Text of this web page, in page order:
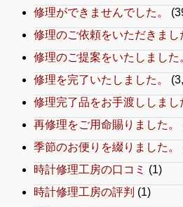
修理ができませんでした。
修理のご依頼をいただきまし
修理のご提案をいたしました
修理を完了いたしました。
修理完了品をお手渡ししまし
再修理をご用命賜りました。
季節のお便りを綴りました。
時計修理工房の口コミ (1)
時計修理工房の評判 (1)